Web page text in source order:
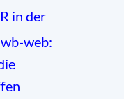
in der
web: